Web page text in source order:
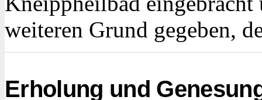
weiteren Grund gegeben,
Erholung und